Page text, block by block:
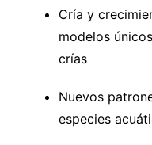
Cría y
modelos
crías
Nuevos
especies